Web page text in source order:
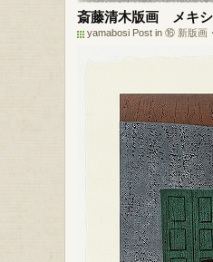
斎藤清木版画 メキシ
yamabosi Post in ⑯ 新版画